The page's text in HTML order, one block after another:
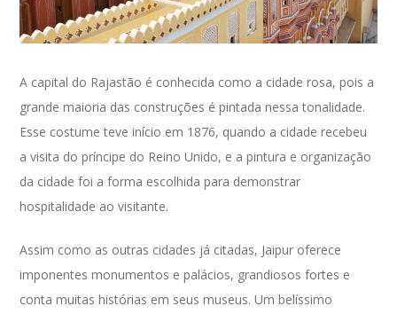
A capital do Rajastão é conhecida como a cidade rosa, pois a
grande maioria das construções é pintada nessa tonalidade.
Esse costume teve início em 1876, quando a cidade recebeu
a visita do príncipe do Reino Unido, e a pintura e organização
da cidade foi a forma escolhida para demonstrar
hospitalidade ao visitante.
Assim como as outras cidades já citadas, Jaipur oferece
imponentes monumentos e palácios, grandiosos fortes e
conta muitas histórias em seus museus. Um belíssimo